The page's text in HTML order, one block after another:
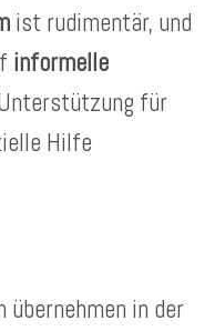
ist rudimentär, und
informelle
für
Hilfe
übernehmen in der